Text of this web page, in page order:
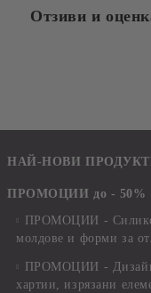
Отзиви и
НАЙ-НОВИ
ПРОМОЦИИ до - 50%
ПРОМОЦИИ -
молдове и форми за
ПРОМОЦИИ -
хартии, изрязани